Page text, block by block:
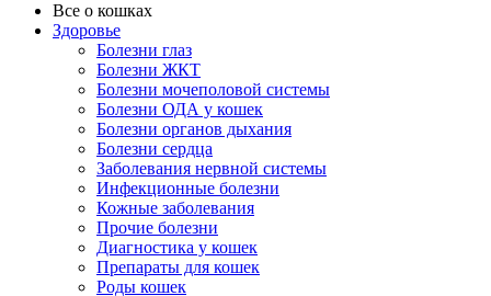
Все о кошках
Здоровье
Болезни глаз
Болезни ЖКТ
Болезни мочеполовой системы
Болезни ОДА у кошек
Болезни органов дыхания
Болезни сердца
Заболевания нервной системы
Инфекционные болезни
Кожные заболевания
Прочие болезни
Диагностика у кошек
Препараты для кошек
Роды кошек